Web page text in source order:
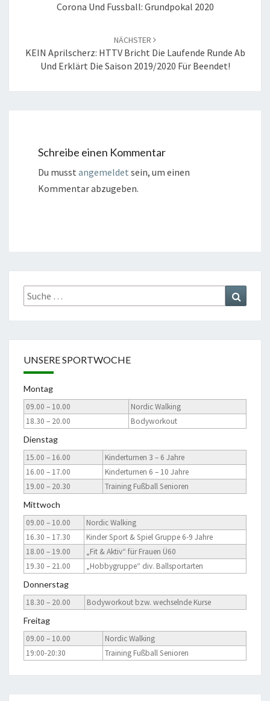
Corona Und Fussball: Grundpokal 2020
NÄCHSTER
KEIN Aprilscherz: HTTV Bricht Die Laufende Runde Ab
Und Erklärt Die Saison 2019/2020 Für Beendet!
Schreibe einen Kommentar
Du musst angemeldet sein, um einen
Kommentar abzugeben.
Suche
nach:
UNSERE SPORTWOCHE
Montag
09.00 – 10.00
Nordic Walking
18.30 – 20.00
Bodyworkout
Dienstag
15.00 – 16.00
Kinderturnen 3 – 6 Jahre
16.00 – 17.00
Kinderturnen 6 – 10 Jahre
19.00 – 20.30
Training Fußball Senioren
Mittwoch
09.00 – 10.00
Nordic Walking
16.30 – 17.30
Kinder Sport & Spiel Gruppe 6-9 Jahre
18.00 – 19.00
„Fit & Aktiv“ für Frauen Ü60
19.30 – 21.00
„Hobbygruppe“ div. Ballsportarten
Donnerstag
18.30 – 20.00
Bodyworkout bzw. wechselnde Kurse
Freitag
09.00 – 10.00
Nordic Walking
19:00-20:30
Training Fußball Senioren